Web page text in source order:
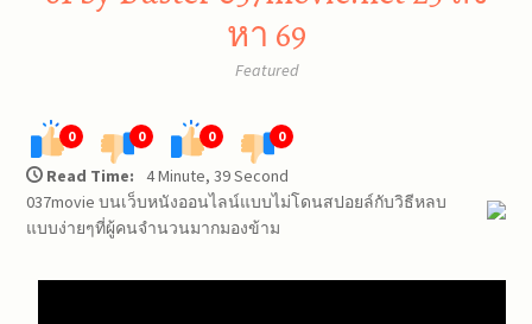
หา 69
Featured
0 0 0 0
Read Time:
4 Minute, 39 Second
037movie บนเว็บหนังออนไลน์แบบไม่โดนสปอยล์กับวิธีหลบ
แบบง่ายๆที่ผู้คนจำนวนมากมองข้าม